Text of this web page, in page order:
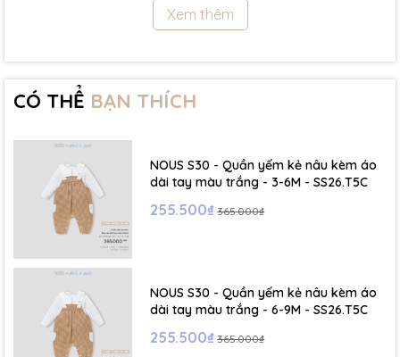
- Size 18 - 24m:( Viết tắt: 18M) chiều cao: 86cm ~ cân nặng: 11.5 -
- Size 2 - 3Y: ( Viết tắt: 2Y) chiều cao: 86 - 96cm ~ cân nặng: 13 -
15Kg
17Kg
- Size 4 - 5Y: ( Viết tắt: 4Y) chiều cao: 107 - 114cm ~ cân nặng: 17
- Size 5 - 6Y: ( Viết tắt: 5Y) chiều cao: 114 - 122cm ~ cân nặng: 19
☁️ Bảng Size Mũ, Giày và Phụ kiện :
- NB : Dưới 6 kg
Xem thêm
CÓ THỂ BẠN THÍCH
NOUS S30 - Quần yếm kẻ nâu kèm áo
dài tay màu trắng - 3-6M - SS26.T5C
255.500₫ 365.000₫
NOUS S30 - Quần yếm kẻ nâu kèm áo
dài tay màu trắng - 6-9M - SS26.T5C
255.500₫ 365.000₫